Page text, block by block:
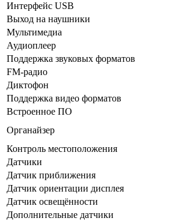
Интерфейс USB
Выход на наушники
Мультимедиа
Аудиоплеер
Поддержка звуковых форматов
FM-радио
Диктофон
Поддержка видео форматов
Встроенное ПО
Органайзер
Контроль местоположения
Датчики
Датчик приближения
Датчик ориентации дисплея
Датчик освещённости
Дополнительные датчики